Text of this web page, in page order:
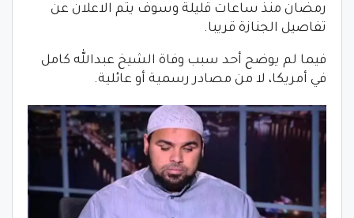
رمضان منذ ساعات قليلة وسوف يتم الاعلان عن
تفاصيل الجنازة قريبا.
فيما لم يوضح أحد سبب وفاة الشيخ عبدالله كامل
في أمريكا، لا من مصادر رسمية أو عائلية.